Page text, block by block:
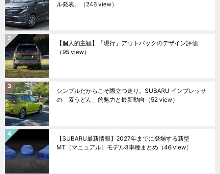
ル発表。
（246 view）
【個人的主観】「現行」アウトバックのデザイン評価
（95 view）
シンプルだからこそ際立つ走り。SUBARU インプレッサ
の「素うどん」的魅力と最新動向 （52 view）
【SUBARU最新情報】2027年までに登場する新型
MT（マニュアル）モデル3車種まとめ （46 view）